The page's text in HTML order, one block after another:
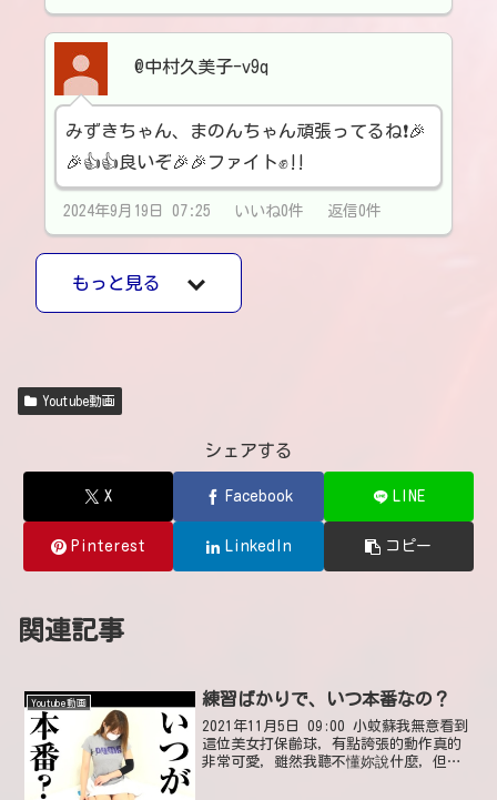
@中村久美子-v9q
みずきちゃん、まのんちゃん頑張ってるね❗🎉
🎉👍👍良いぞ🎉🎉ファイト✊‼️
2024年9月19日 07:25 いいね0件 返信0件
もっと見る
Youtube動画
シェアする
X Facebook LINE
Pinterest LinkedIn コピー
関連記事
Youtube動画 練習ばかりで、いつ本番なの？
2021年11月5日 09:00 小蚊蘇我無意看到
這位美女打保齡球，有點誇張的動作真的
非常可愛，雖然我聽不懂妳說什麼，但是